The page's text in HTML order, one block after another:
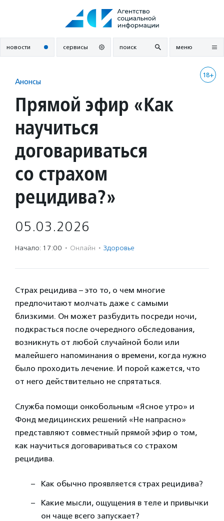
новости сервисы поиск меню
18+
Анонсы
Прямой эфир «Как
научиться
договариваться
со страхом
рецидива?»
05.03.2026
Начало: 17:00 · Онлайн · Здоровье
Страх рецидива – это то, о чем многие
предпочитают молчать даже с самыми
близкими. Он может разбудить посреди ночи,
подкрасться после очередного обследования,
возникнуть от любой случайной боли или
малейшего напоминания о времени, когда нужно
было проходить лечение. И порой кажется, что
от него действительно не спрятаться.
Служба помощи онкобольным «Ясное утро» и
Фонд медицинских решений «Не напрасно»
представляют совместный прямой эфир о том,
как научиться договариваться со страхом
рецидива.
Как обычно проявляется страх рецидива?
Какие мысли, ощущения в теле и привычки
он чаще всего запускает?